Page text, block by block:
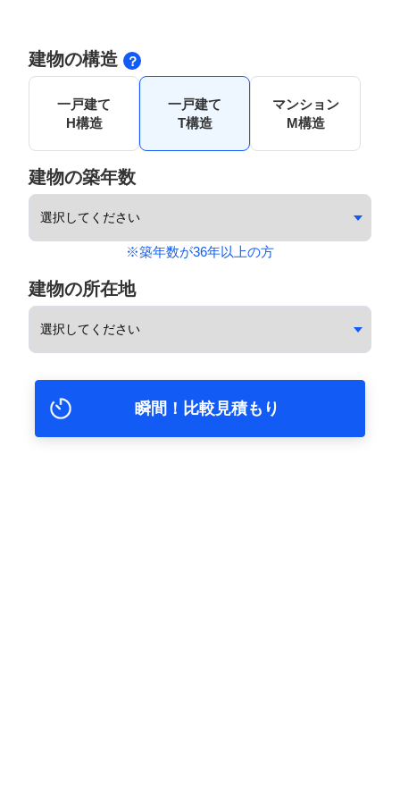
建物の構造
一戸建て
H構造
一戸建て
T構造
マンション
M構造
建物の築年数
※築年数が36年以上の方
建物の所在地
瞬間！比較見積もり